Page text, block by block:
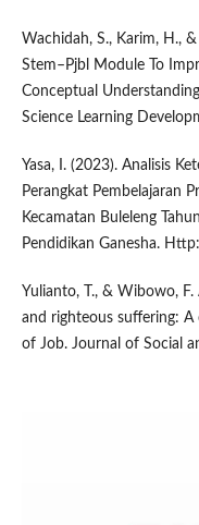
Wachidah, S., Karim, H.,
Stem–Pjbl Module To
Conceptual
Science Learning
Yasa, I. (2023). Analisis
Perangkat Pembelajaran
Kecamatan Buleleng
Pendidikan Ganesha.
Yulianto, T., & Wibowo,
and righteous suffering:
of Job. Journal of Social